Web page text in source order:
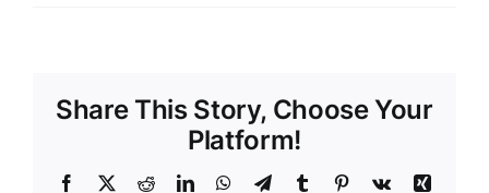
Share This Story, Choose Your
Platform!
Facebook
X RedditLinkedInWhatsApp
TelegramTumblr Pinterest
Vk
Xing